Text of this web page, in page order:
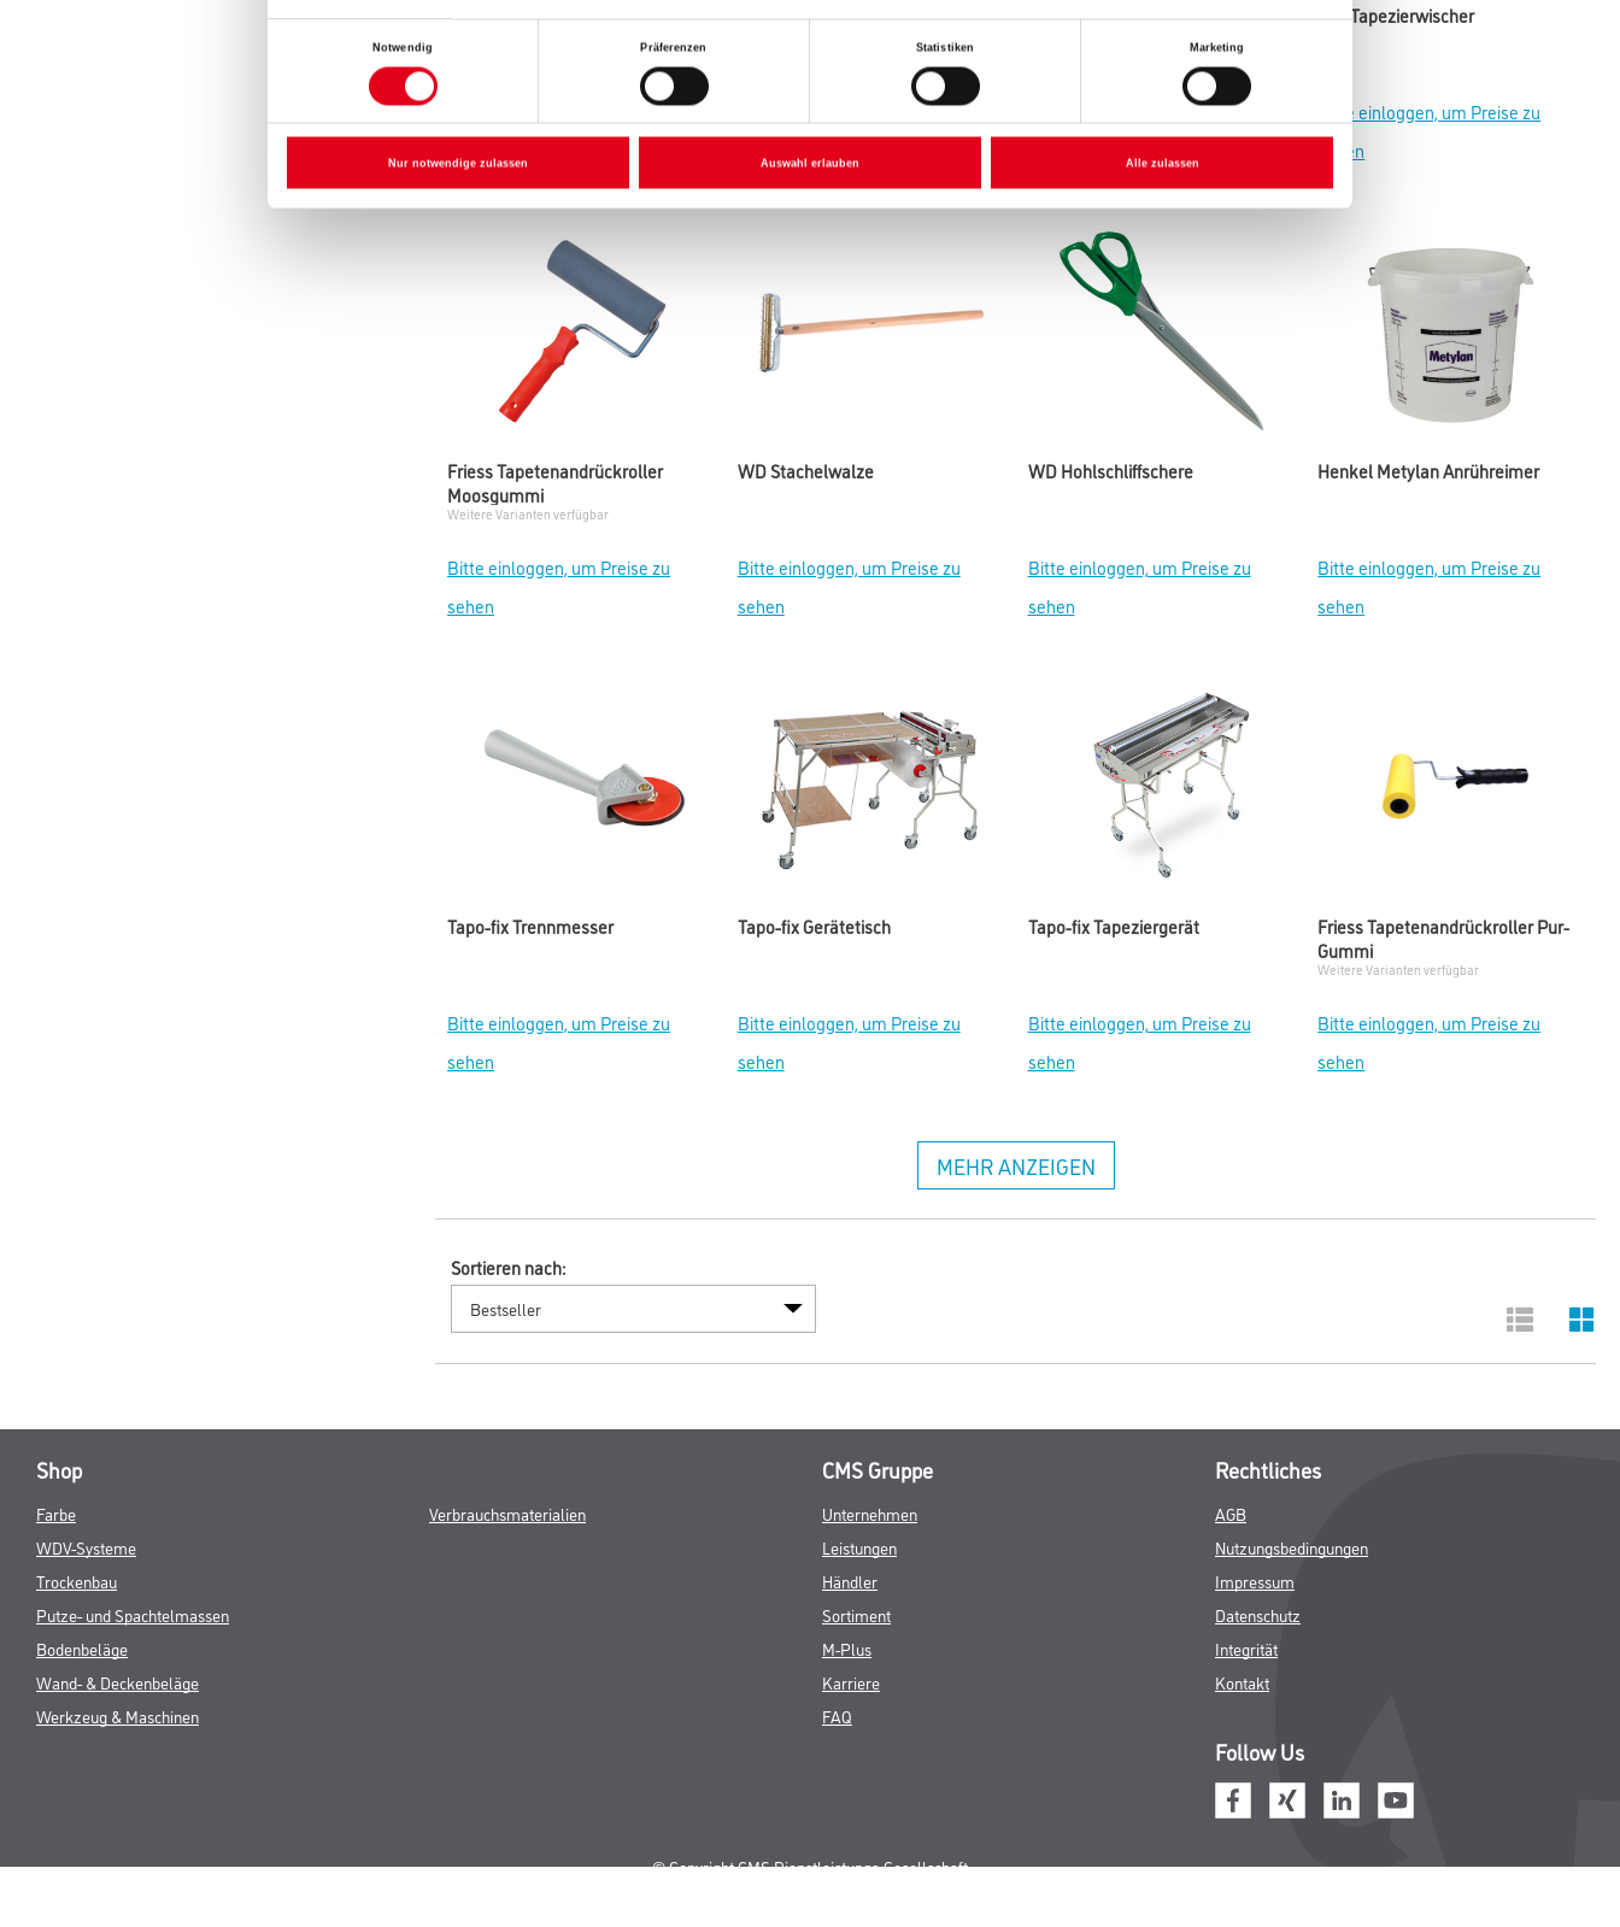
Notwendig
Präferenzen Statistiken Marketing
Nur notwendige zulassen Auswahl erlauben Alle zulassen
WD Tapetenschere Finny
Bitte einloggen, um Preise zu
Euroline Holz-Tapeziertisch
Bitte einloggen, um Preise zu
WD Tapezierspachtel
Bitte einloggen, um Preise zu
WD Tapezierwischer
Bitte einloggen, um Preise zu
sehen
Friess Tapetenandrückroller
Moosgummi
Weitere Varianten verfügbar
Bitte einloggen, um Preise zu
sehen
WD Stachelwalze
Bitte einloggen, um Preise zu
sehen
WD Hohlschliffschere
Bitte einloggen, um Preise zu
sehen
Henkel Metylan Anrühreimer
Bitte einloggen, um Preise zu
sehen
Tapo-fix Trennmesser
Bitte einloggen, um Preise zu
sehen
Tapo-fix Gerätetisch
Bitte einloggen, um Preise zu
sehen
Tapo-fix Tapeziergerät
Bitte einloggen, um Preise zu
sehen
Friess Tapetenandrückroller Pur-
Gummi
Weitere Varianten verfügbar
Bitte einloggen, um Preise zu
sehen
MEHR ANZEIGEN
Sortieren nach:
Shop
Farbe
WDV-Systeme
Trockenbau
Putze- und Spachtelmassen
Bodenbeläge
Wand- & Deckenbeläge
Werkzeug & Maschinen
Verbrauchsmaterialien
CMS Gruppe
Unternehmen
Leistungen
Händler
Sortiment
M-Plus
Karriere
FAQ
Rechtliches
AGB
Nutzungsbedingungen
Impressum
Datenschutz
Integrität
Kontakt
Follow Us
© Copyright CMS Dienstleistungs-Gesellschaft